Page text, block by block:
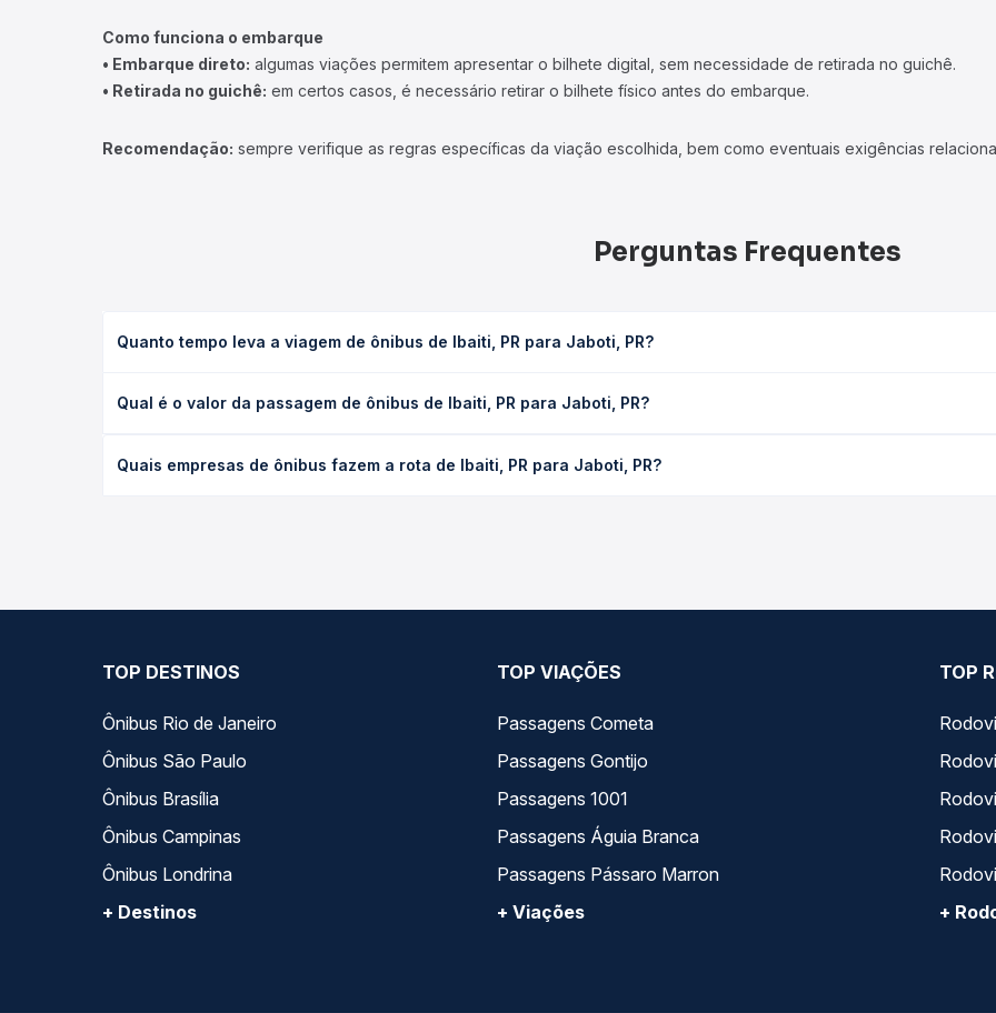
Como funciona o embarque
• Embarque direto: algumas viações permitem apresentar o bilhete digital, sem necessidade de retirada no guichê.
• Retirada no guichê: em certos casos, é necessário retirar o bilhete físico antes do embarque.
Recomendação: sempre verifique as regras específicas da viação escolhida, bem como eventuais exigências
Perguntas Frequentes
Quanto tempo leva a viagem de ônibus de Ibaiti, PR para Jaboti, PR?
condições de tráfego. Na Quero Passagem você consulta os horários disponíveis e vê a duração exata de cada opção
Qual é o valor da passagem de ônibus de Ibaiti, PR para Jaboti, PR?
antecedência da compra. Na Quero Passagem você compara os preços de todas as viações em tempo real e garante
Quais empresas de ônibus fazem a rota de Ibaiti, PR para Jaboti, PR?
TOP DESTINOS
Ônibus Rio de Janeiro
Ônibus São Paulo
Ônibus Brasília
Ônibus Campinas
Ônibus Londrina
+ Destinos
TOP VIAÇÕES
Passagens Cometa
Passagens Gontijo
Passagens 1001
Passagens Águia Branca
Passagens Pássaro Marron
+ Viações
TOP
+